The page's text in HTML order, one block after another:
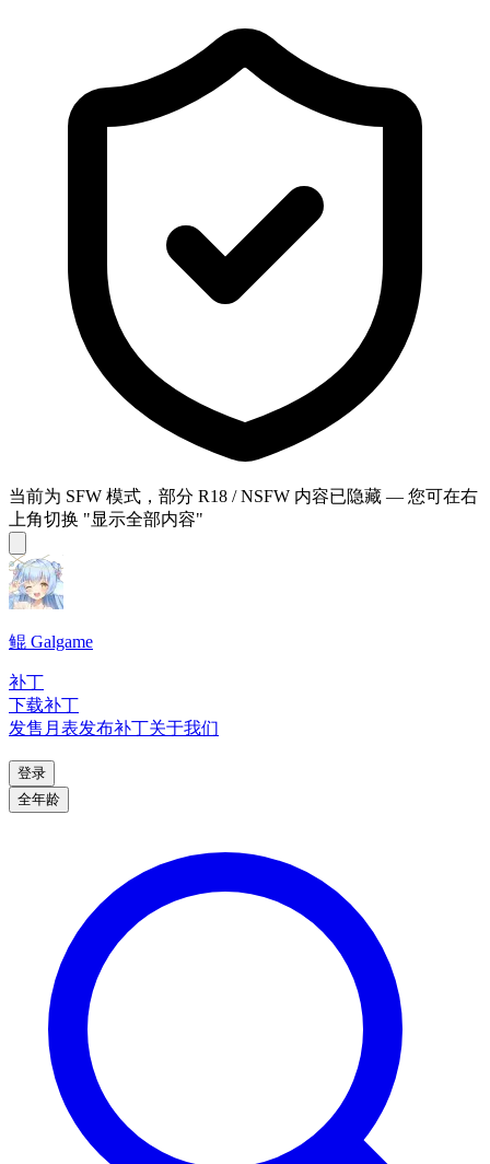
当前为 SFW 模式，部分 R18 / NSFW 内容已隐藏 — 您可在右
上角切换 "显示全部内容"
鲲 Galgame
补丁
下载补丁
发售月表发布补丁关于我们
登录
全年龄